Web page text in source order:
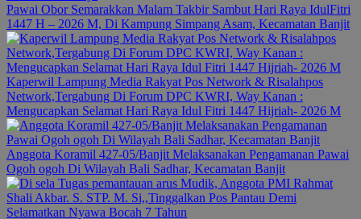
Pawai Obor Semarakkan Malam Takbir Sambut Hari Raya IdulFitri
1447 H – 2026 M, Di Kampung Simpang Asam, Kecamatan Banjit
Kaperwil Lampung Media Rakyat Pos Network & Risalahpos
Network,Tergabung Di Forum DPC KWRI, Way Kanan :
Mengucapkan Selamat Hari Raya Idul Fitri 1447 Hijriah- 2026 M
Anggota Koramil 427-05/Banjit Melaksanakan Pengamanan Pawai
Ogoh ogoh Di Wilayah Bali Sadhar, Kecamatan Banjit